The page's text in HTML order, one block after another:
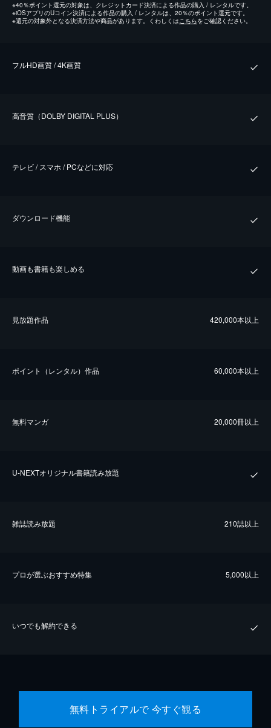
※40％ポイント還元の対象は、クレジットカード決済による作品の購入 / レンタルです。
※iOSアプリのUコイン決済による作品の購入 / レンタルは、20％のポイント還元です。
※還元の対象外となる決済方法や商品があります。くわしくはこちらをご確認ください。
フルHD画質 / 4K画質
⾼⾳質（DOLBY DIGITAL PLUS）
テレビ / スマホ / PCなどに対応
ダウンロード機能
動画も書籍も楽しめる
⾒放題作品 420,000本以上
ポイント（レンタル）作品 60,000本以上
無料マンガ 20,000冊以上
U-NEXTオリジナル書籍読み放題
雑誌読み放題 210誌以上
プロが選ぶおすすめ特集 5,000以上
いつでも解約できる
無料トライアルで 今すぐ観る